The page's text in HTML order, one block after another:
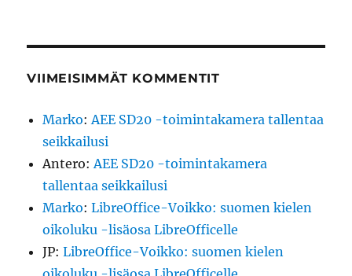
VIIMEISIMMÄT KOMMENTIT
Marko:AEE SD20 -toimintakamera tallentaa
seikkailusi
Antero:AEE SD20 -toimintakamera
tallentaa seikkailusi
Marko:LibreOffice-Voikko: suomen kielen
oikoluku -lisäosa LibreOfficelle
JP:LibreOffice-Voikko: suomen kielen